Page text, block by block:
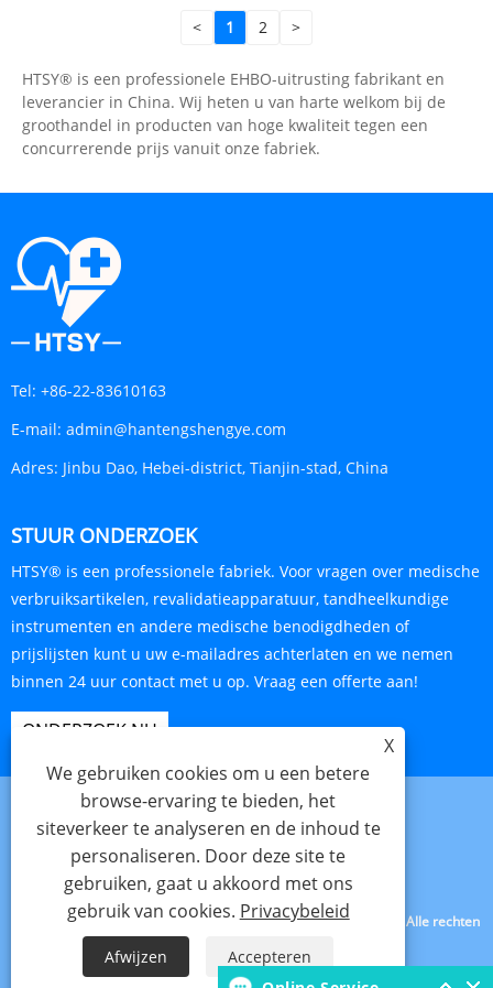
< 1 2 >
HTSY® is een professionele EHBO-uitrusting fabrikant en
leverancier in China. Wij heten u van harte welkom bij de
groothandel in producten van hoge kwaliteit tegen een
concurrerende prijs vanuit onze fabriek.
Tel: +86-22-83610163
E-mail: admin@hantengshengye.com
Adres: Jinbu Dao, Hebei-district, Tianjin-stad, China
STUUR ONDERZOEK
HTSY® is een professionele fabriek. Voor vragen over medische
verbruiksartikelen, revalidatieapparatuur, tandheelkundige
instrumenten en andere medische benodigdheden of
prijslijsten kunt u uw e-mailadres achterlaten en we nemen
binnen 24 uur contact met u op. Vraag een offerte aan!
ONDERZOEK NU
Links RSS XML
Copyright © 2025 Tianjin Hanteng Shengye Technology Co., Ltd. Alle rechten
voorbehouden.
X
We gebruiken cookies om u een betere
browse-ervaring te bieden, het
siteverkeer te analyseren en de inhoud te
personaliseren. Door deze site te
gebruiken, gaat u akkoord met ons
gebruik van cookies. Privacybeleid
Afwijzen
Accepteren